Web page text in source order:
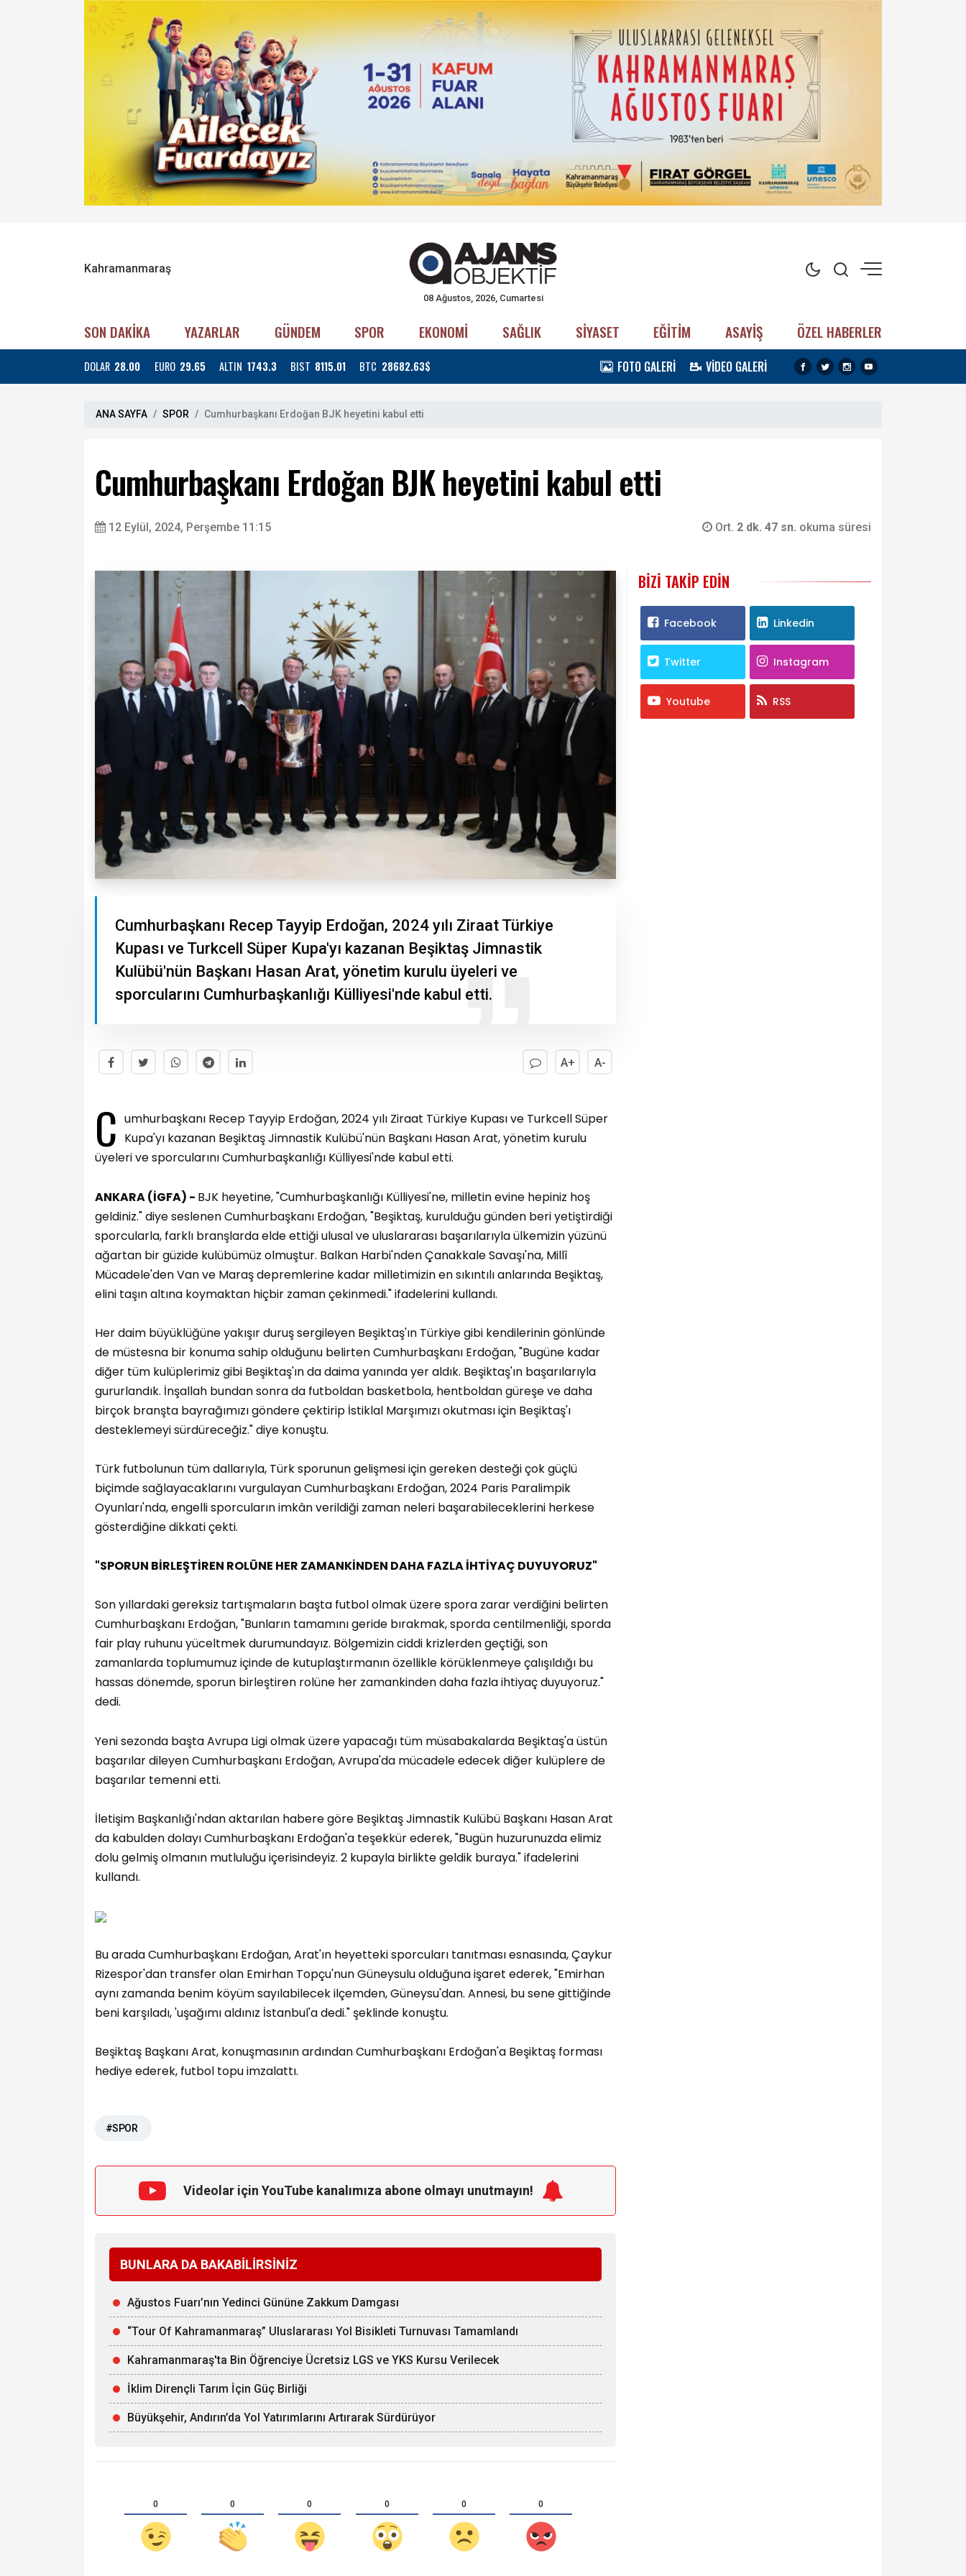
Kahramanmaraş
08 Ağustos, 2026, Cumartesi
SON DAKİKA YAZARLAR GÜNDEM SPOR EKONOMİ SAĞLIK SİYASET EĞİTİM ASAYİŞ ÖZEL HABERLER
DOLAR 28.00 EURO 29.65 ALTIN 1743.3 BIST 8115.01 BTC 28682.63$ FOTO GALERİ VİDEO GALERİ
ANA SAYFA SPOR Cumhurbaşkanı Erdoğan BJK heyetini kabul etti
Cumhurbaşkanı Erdoğan BJK heyetini kabul etti
12 Eylül, 2024, Perşembe 11:15 Ort. 2 dk. 47 sn. okuma süresi
Cumhurbaşkanı Recep Tayyip Erdoğan, 2024 yılı Ziraat Türkiye
Kupası ve Turkcell Süper Kupa'yı kazanan Beşiktaş Jimnastik
Kulübü'nün Başkanı Hasan Arat, yönetim kurulu üyeleri ve
sporcularını Cumhurbaşkanlığı Külliyesi'nde kabul etti.
A+ A-
C umhurbaşkanı Recep Tayyip Erdoğan, 2024 yılı Ziraat Türkiye Kupası ve Turkcell Süper
Kupa'yı kazanan Beşiktaş Jimnastik Kulübü'nün Başkanı Hasan Arat, yönetim kurulu
üyeleri ve sporcularını Cumhurbaşkanlığı Külliyesi'nde kabul etti.
ANKARA (İGFA) - BJK heyetine, "Cumhurbaşkanlığı Külliyesi'ne, milletin evine hepiniz hoş
geldiniz." diye seslenen Cumhurbaşkanı Erdoğan, "Beşiktaş, kurulduğu günden beri yetiştirdiği
sporcularla, farklı branşlarda elde ettiği ulusal ve uluslararası başarılarıyla ülkemizin yüzünü
ağartan bir güzide kulübümüz olmuştur. Balkan Harbi'nden Çanakkale Savaşı'na, Millî
Mücadele'den Van ve Maraş depremlerine kadar milletimizin en sıkıntılı anlarında Beşiktaş,
elini taşın altına koymaktan hiçbir zaman çekinmedi." ifadelerini kullandı.
Her daim büyüklüğüne yakışır duruş sergileyen Beşiktaş'ın Türkiye gibi kendilerinin gönlünde
de müstesna bir konuma sahip olduğunu belirten Cumhurbaşkanı Erdoğan, "Bugüne kadar
diğer tüm kulüplerimiz gibi Beşiktaş'ın da daima yanında yer aldık. Beşiktaş'ın başarılarıyla
gururlandık. İnşallah bundan sonra da futboldan basketbola, hentboldan güreşe ve daha
birçok branşta bayrağımızı göndere çektirip İstiklal Marşımızı okutması için Beşiktaş'ı
desteklemeyi sürdüreceğiz." diye konuştu.
Türk futbolunun tüm dallarıyla, Türk sporunun gelişmesi için gereken desteği çok güçlü
biçimde sağlayacaklarını vurgulayan Cumhurbaşkanı Erdoğan, 2024 Paris Paralimpik
Oyunları'nda, engelli sporcuların imkân verildiği zaman neleri başarabileceklerini herkese
gösterdiğine dikkati çekti.
"SPORUN BİRLEŞTİREN ROLÜNE HER ZAMANKİNDEN DAHA FAZLA İHTİYAÇ DUYUYORUZ"
Son yıllardaki gereksiz tartışmaların başta futbol olmak üzere spora zarar verdiğini belirten
Cumhurbaşkanı Erdoğan, "Bunların tamamını geride bırakmak, sporda centilmenliği, sporda
fair play ruhunu yüceltmek durumundayız. Bölgemizin ciddi krizlerden geçtiği, son
zamanlarda toplumumuz içinde de kutuplaştırmanın özellikle körüklenmeye çalışıldığı bu
hassas dönemde, sporun birleştiren rolüne her zamankinden daha fazla ihtiyaç duyuyoruz."
dedi.
Yeni sezonda başta Avrupa Ligi olmak üzere yapacağı tüm müsabakalarda Beşiktaş'a üstün
başarılar dileyen Cumhurbaşkanı Erdoğan, Avrupa'da mücadele edecek diğer kulüplere de
başarılar temenni etti.
İletişim Başkanlığı'ndan aktarılan habere göre Beşiktaş Jimnastik Kulübü Başkanı Hasan Arat
da kabulden dolayı Cumhurbaşkanı Erdoğan'a teşekkür ederek, "Bugün huzurunuzda elimiz
dolu gelmiş olmanın mutluluğu içerisindeyiz. 2 kupayla birlikte geldik buraya." ifadelerini
kullandı.
Bu arada Cumhurbaşkanı Erdoğan, Arat'ın heyetteki sporcuları tanıtması esnasında, Çaykur
Rizespor'dan transfer olan Emirhan Topçu'nun Güneysulu olduğuna işaret ederek, "Emirhan
aynı zamanda benim köyüm sayılabilecek ilçemden, Güneysu'dan. Annesi, bu sene gittiğinde
beni karşıladı, 'uşağımı aldınız İstanbul'a dedi." şeklinde konuştu.
Beşiktaş Başkanı Arat, konuşmasının ardından Cumhurbaşkanı Erdoğan'a Beşiktaş forması
hediye ederek, futbol topu imzalattı.
#SPOR
Videolar için YouTube kanalımıza abone olmayı unutmayın!
BUNLARA DA BAKABİLİRSİNİZ
Ağustos Fuarı’nın Yedinci Gününe Zakkum Damgası
“Tour Of Kahramanmaraş” Uluslararası Yol Bisikleti Turnuvası Tamamlandı
Kahramanmaraş'ta Bin Öğrenciye Ücretsiz LGS ve YKS Kursu Verilecek
İklim Dirençli Tarım İçin Güç Birliği
Büyükşehir, Andırın’da Yol Yatırımlarını Artırarak Sürdürüyor
0 0 0 0 0 0
BIZI TAKIP EDIN
Facebook Linkedin
Twitter Instagram
Youtube RSS